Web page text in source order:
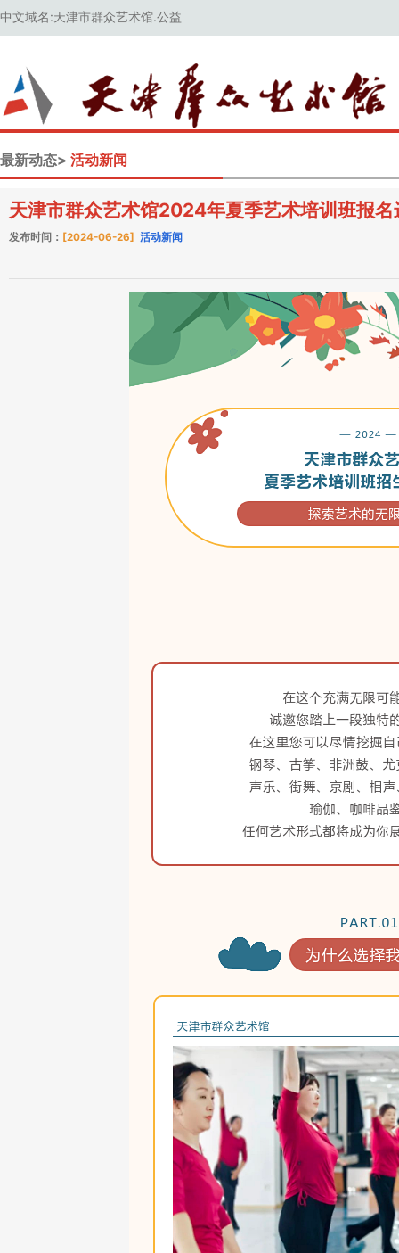
中文域名:天津市群众艺术馆.公益
最新动态> 活动新闻
天津市群众艺术馆2024年夏季艺术培训班报名
发布时间： [2024-06-26] 活动新闻